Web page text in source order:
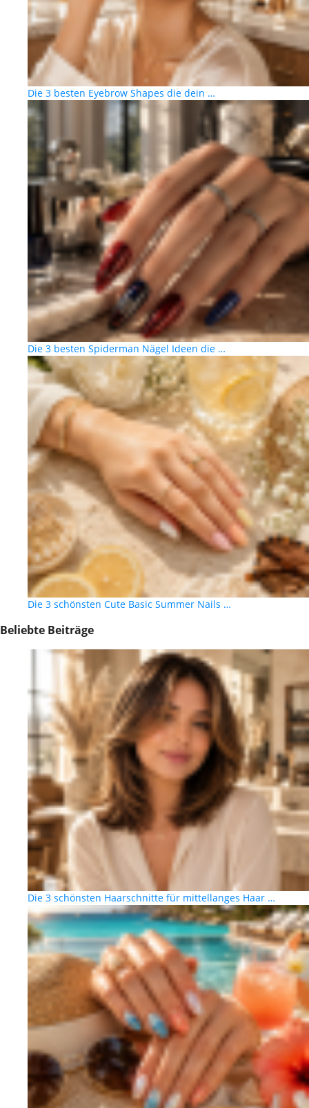
Die 3 besten Eyebrow Shapes die dein …
Die 3 besten Spiderman Nägel Ideen die …
Die 3 schönsten Cute Basic Summer Nails …
Beliebte Beiträge
Die 3 schönsten Haarschnitte für mittellanges Haar …